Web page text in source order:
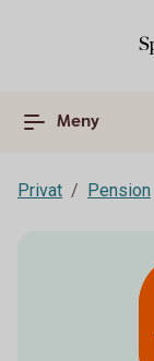
Meny
Privat Pension